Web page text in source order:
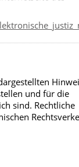
und für die
sind. Rechtliche